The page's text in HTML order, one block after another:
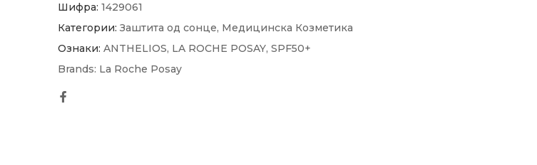
Шифра: 1429061
Категории: Заштита од сонце, Медицинска Козметика
Ознаки: ANTHELIOS, LA ROCHE POSAY, SPF50+
Brands: La Roche Posay